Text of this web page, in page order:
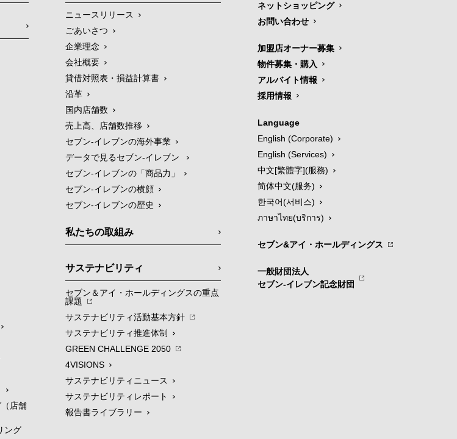
店舗
ング
ニュースリリース
ごあいさつ
企業理念
会社概要
貸借対照表・損益計算書
沿革
国内店舗数
売上高、店舗数推移
セブン‐イレブンの海外事業
データで見るセブン‐イレブン
セブン‐イレブンの「商品力」
セブン-イレブンの横顔
セブン-イレブンの歴史
私たちの取組み
サステナビリティ
セブン＆アイ・ホールディングスの重点
課題
サステナビリティ活動基本方針
サステナビリティ推進体制
GREEN CHALLENGE 2050
4VISIONS
サステナビリティニュース
サステナビリティレポート
報告書ライブラリー
ネットショッピング
お問い合わせ
加盟店オーナー募集
物件募集・購入
アルバイト情報
採用情報
Language
English (Corporate)
English (Services)
中文[繁體字](服務)
简体中文(服务)
한국어(서비스)
ภาษาไทย(บริการ)
セブン&アイ・ホールディングス
一般財団法人
セブン-イレブン記念財団